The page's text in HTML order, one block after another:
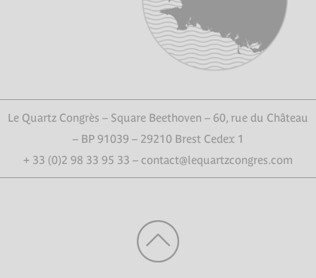
Le Quartz Congrès – Square Beethoven – 60, rue du Château
– BP 91039 – 29210 Brest Cedex 1
+ 33 (0)2 98 33 95 33 – contact@lequartzcongres.com